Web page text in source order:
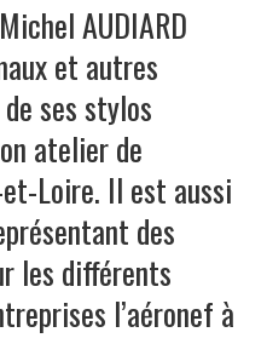
AUDIARD
et autres
ses stylos
atelier de
Loire. Il est aussi
des
les différents
l’aéronef à